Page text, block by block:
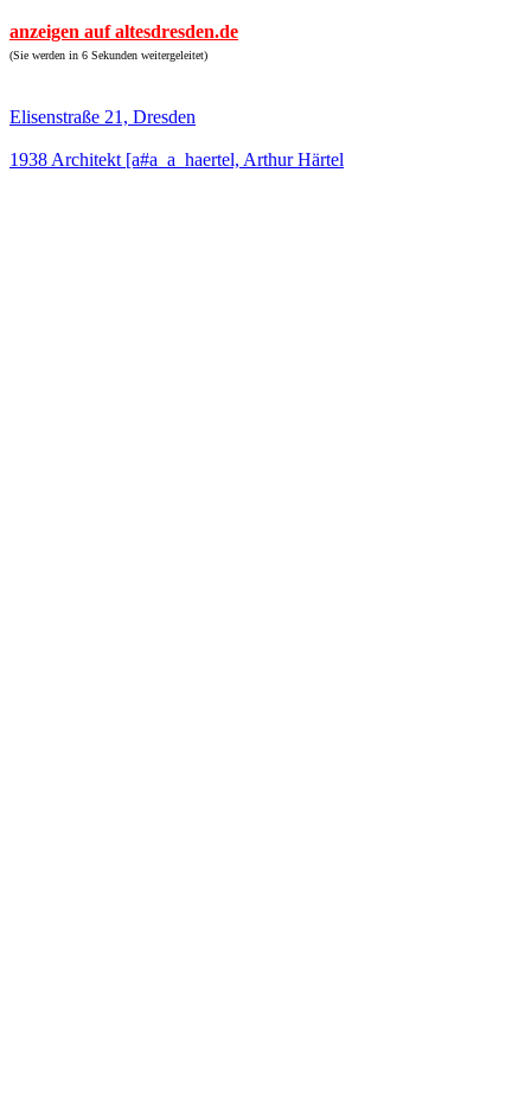
anzeigen auf altesdresden.de
(Sie werden in 6 Sekunden weitergeleitet)
Elisenstraße 21, Dresden
1938 Architekt [a#a_a_haertel, Arthur Härtel